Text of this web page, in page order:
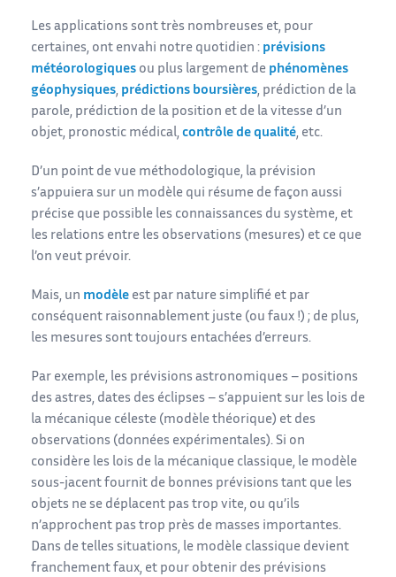
Les applications sont très nombreuses et, pour
certaines, ont envahi notre quotidien : prévisions
météorologiques ou plus largement de phénomènes
géophysiques, prédictions boursières, prédiction de la
parole, prédiction de la position et de la vitesse d’un
objet, pronostic médical, contrôle de qualité, etc.
D’un point de vue méthodologique, la prévision
s’appuiera sur un modèle qui résume de façon aussi
précise que possible les connaissances du système, et
les relations entre les observations (mesures) et ce que
l’on veut prévoir.
Mais, un modèle est par nature simplifié et par
conséquent raisonnablement juste (ou faux !) ; de plus,
les mesures sont toujours entachées d’erreurs.
Par exemple, les prévisions astronomiques – positions
des astres, dates des éclipses – s’appuient sur les lois de
la mécanique céleste (modèle théorique) et des
observations (données expérimentales). Si on
considère les lois de la mécanique classique, le modèle
sous-jacent fournit de bonnes prévisions tant que les
objets ne se déplacent pas trop vite, ou qu’ils
n’approchent pas trop près de masses importantes.
Dans de telles situations, le modèle classique devient
franchement faux, et pour obtenir des prévisions